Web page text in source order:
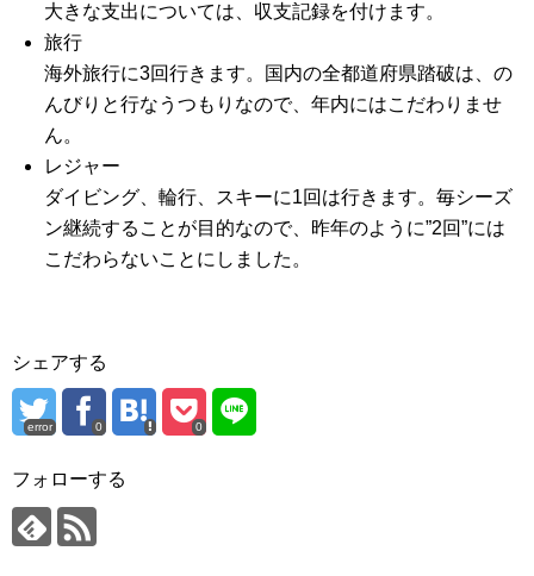
大きな支出については、収支記録を付けます。
旅行
海外旅行に3回行きます。国内の全都道府県踏破は、の
んびりと行なうつもりなので、年内にはこだわりませ
ん。
レジャー
ダイビング、輪行、スキーに1回は行きます。毎シーズ
ン継続することが目的なので、昨年のように”2回”には
こだわらないことにしました。
シェアする
error 0 0
フォローする